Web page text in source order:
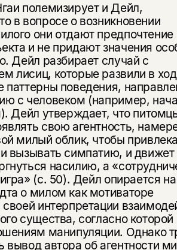
полемизирует и Дейл,
в вопросе о возникновении
они отдают предпочтение
и не придают значения
Дейл разбирает случай с
лисиц, которые развили в
паттерны поведения,
с человеком (например,
Дейл утверждает, что
свою агентность,
милый облик, чтобы
вызывать симпатию, и
насилию, а
(с. 50). Дейл опирается на
о милом как мотиваторе
своей интерпретации
существа, согласно которой
манипуляции. Однако
вывод автора об агентности